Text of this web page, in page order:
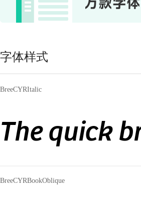
字体样式
BreeCYRItalic
The quick
BreeCYRBookOblique